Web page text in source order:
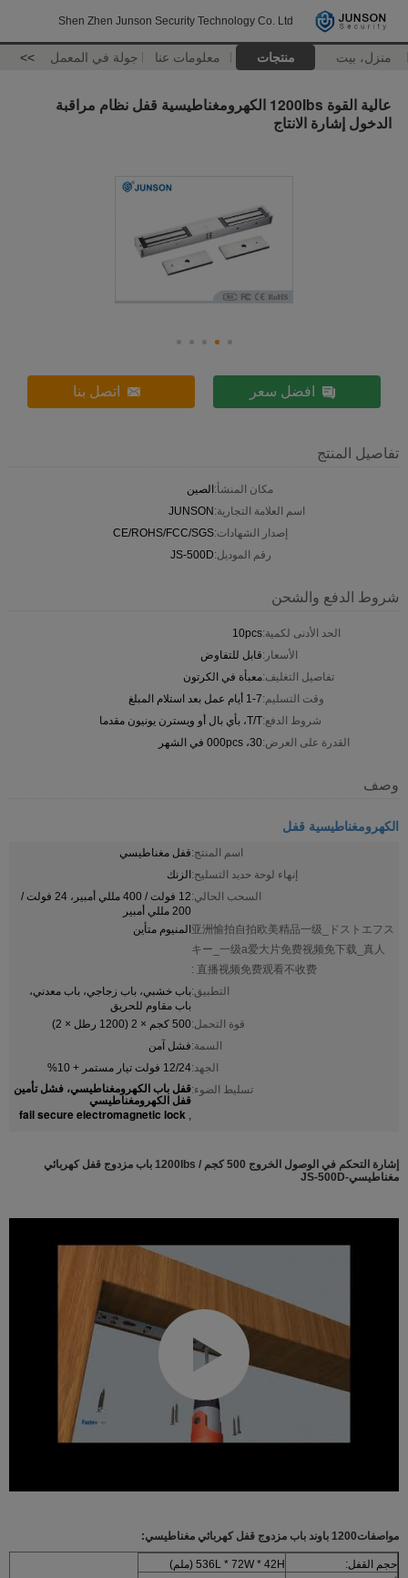
Shen Zhen Junson Security Technology Co. Ltd
منزل، بيت منتجات معلومات عنا جولة في المعمل >>
عالية القوة 1200Ibs الكهرومغناطيسية قفل نظام مراقبة
الدخول إشارة الانتاج
افضل سعر اتصل بنا
تفاصيل المنتج
مكان المنشأ:الصين
اسم العلامة التجارية:JUNSON
إصدار الشهادات:CE/ROHS/FCC/SGS
رقم الموديل:JS-500D
شروط الدفع والشحن
الحد الأدنى لكمية:10pcs
الأسعار:قابل للتفاوض
تفاصيل التغليف:معبأة في الكرتون
وقت التسليم:1-7 أيام عمل بعد استلام المبلغ
شروط الدفع:T/T، بأي بال أو ويسترن يونيون مقدما
القدرة على العرض:30، 000pcs في الشهر
وصف
الكهرومغناطيسية قفل
اسم المنتج:قفل مغناطيسي
إنهاء لوحة حديد التسليح:الزنك
السحب الحالي:
12 فولت / 400 مللي أمبير، 24 فولت /
200 مللي أمبير
亚洲愉拍自拍欧美精品一级_ドストエフス
キー_一级a爱大片免费视频免下载_真人
直播视频免费观看不收费 :
المنيوم متأين
التطبيق:باب خشبي، باب زجاجي، باب معدني،
باب مقاوم للحريق
قوة التحمل:500 كجم × 2 (1200 رطل × 2)
السمة:فشل آمن
الجهد:12/24 فولت تيار مستمر + 10%
تسليط الضوء:قفل باب الكهرومغناطيسي، فشل تأمين
قفل الكهرومغناطيسي
,
fail secure electromagnetic lock
إشارة التحكم في الوصول الخروج 500 كجم / 1200Ibs باب مزدوج قفل كهربائي
مغناطيسي-JS-500D
مواصفات1200 باوند باب مزدوج قفل كهربائي مغناطيسي :
حجم القفل:
536L * 72W * 42H (ملم)